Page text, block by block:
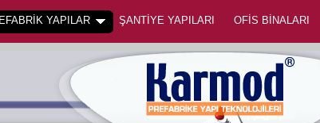
YAPILAR ŞANTİYE YAPILARI OFİS BİNALARI